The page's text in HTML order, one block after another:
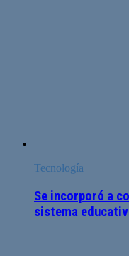
Tecnología
Se incorporó a
sistema